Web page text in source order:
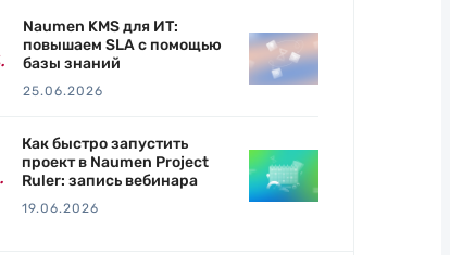
Naumen KMS для ИТ:
повышаем SLA с помощью
базы знаний
25.06.2026
Как быстро запустить
проект в Naumen Project
Ruler: запись вебинара
19.06.2026